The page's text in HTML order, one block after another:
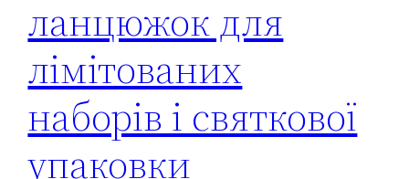
ланцюжок для
лімітованих
наборів і святкової
упаковки